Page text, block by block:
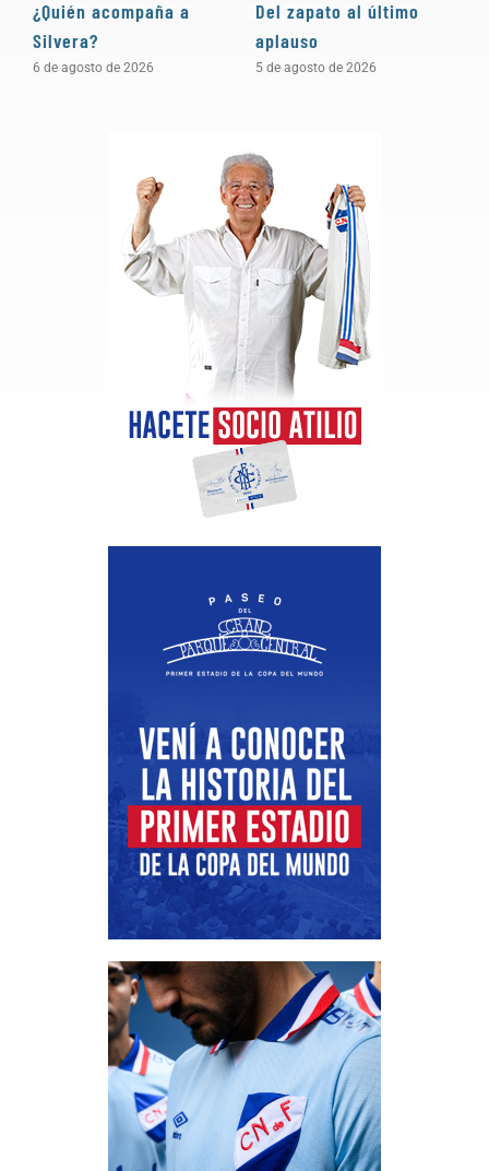
¿Quién acompaña a
Silvera?
6 de agosto de 2026
Del zapato al último
aplauso
5 de agosto de 2026